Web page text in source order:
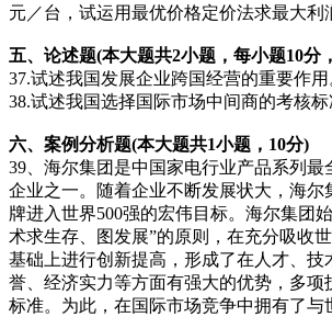
元／台，试运用最优价格定价法求最大利
五、论述题(本大题共2小题，每小题10分
37.试述我国发展企业跨国经营的重要作用
38.试述我国选择国际市场中间商的考核标
六、案例分析题(本大题共1小题，10分)
39、海尔集团是中国家电行业产品系列最
企业之一。随着企业不断发展状大，海尔
牌进入世界500强的宏伟目标。海尔集团
术求生存、图发展”的原则，在充分吸收
基础上进行创新提高，形成了在人才、技
誉、经济实力等方面有强大的优势，多项
标准。为此，在国际市场竞争中拥有了与